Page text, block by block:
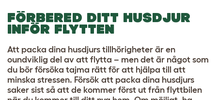
FÖRBERED DITT HUSDJUR
INFÖR FLYTTEN
Att packa dina husdjurs tillhörigheter är en
oundviklig del av att flytta – men det är något som
du bör försöka tajma rätt för att hjälpa till att
minska stressen. Försök att packa dina husdjurs
saker sist så att de kommer först ut från flyttbilen